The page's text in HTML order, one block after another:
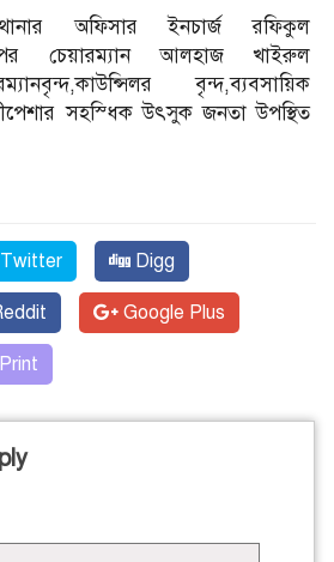
অফিসার ইনচার্জ রফিকুল
চেয়ারম্যান আলহাজ খাইরুল
বৃন্দ,ব্যবসায়িক
সহস্ধিক উৎসুক জনতা উপস্থিত
Twitter Digg
Google Plus
Print